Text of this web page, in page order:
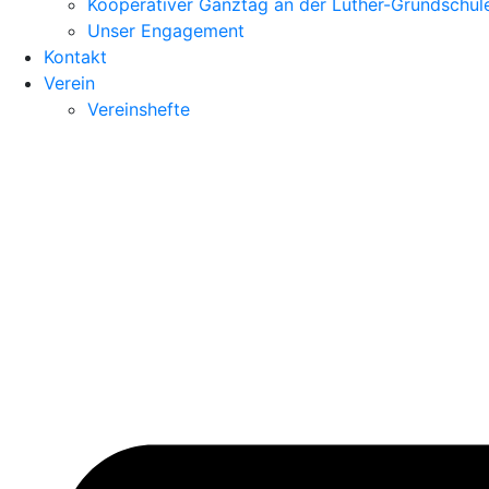
Kooperativer Ganztag an der Luther-
Unser Engagement
Kontakt
Verein
Vereinshefte